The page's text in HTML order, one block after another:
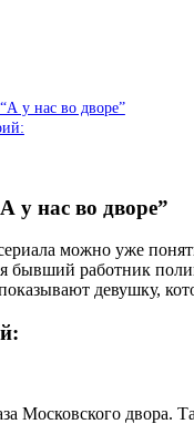
у нас во дворе”
у нас во дворе”
можно уже
бывший работник
девушку,
Московского